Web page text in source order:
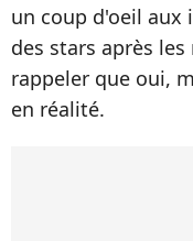
un coup d'oeil aux
des stars après
rappeler que oui,
en réalité.